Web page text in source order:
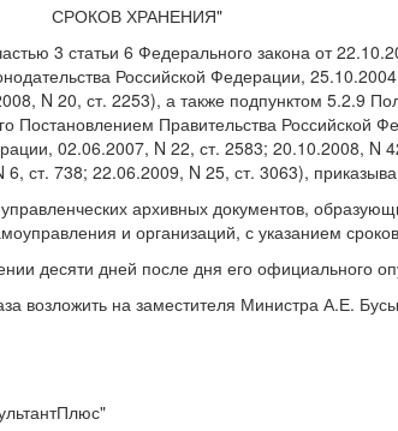
СРОКОВ ХРАНЕНИЯ"
3 статьи 6 Федерального закона от
Российской Федерации,
N 20, ст. 2253), а также подпунктом 5.2.9
Постановлением Правительства Российской
02.06.2007, N 22, ст. 2583; 20.10.2008, N
ст. 738; 22.06.2009, N 25, ст. 3063),
архивных документов,
и организаций, с указанием
десяти дней после дня его официального
возложить на заместителя Министра А.Е.